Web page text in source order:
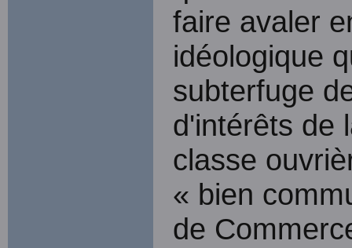
faire avaler
idéologique
subterfuge
d'intérêts de
classe
« bien
de